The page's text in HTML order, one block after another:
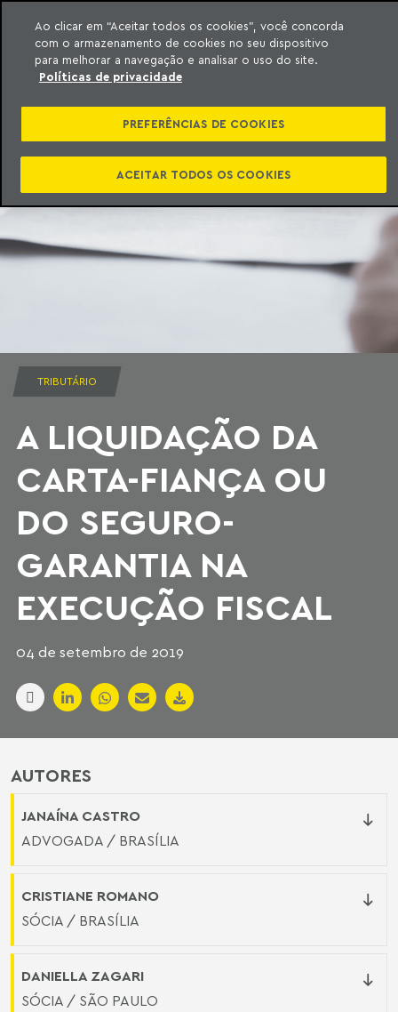
o conteúdo
Machado Meyer
TRIBUTÁRIO
A LIQUIDAÇÃO DA
CARTA-FIANÇA OU
DO SEGURO-
GARANTIA NA
EXECUÇÃO FISCAL
04 de setembro de 2019
AUTORES
JANAÍNA CASTRO
ADVOGADA / BRASÍLIA
CRISTIANE ROMANO
SÓCIA / BRASÍLIA
DANIELLA ZAGARI
SÓCIA / SÃO PAULO
Ao clicar em “Aceitar todos os cookies”, você concorda
com o armazenamento de cookies no seu dispositivo
para melhorar a navegação e analisar o uso do site.
Políticas de privacidade
PREFERÊNCIAS DE COOKIES
ACEITAR TODOS OS COOKIES